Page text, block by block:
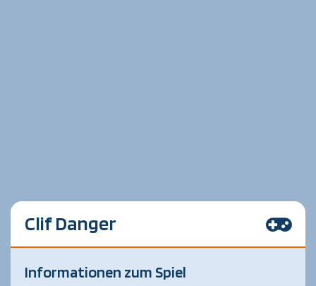
Clif Danger
Informationen zum Spiel